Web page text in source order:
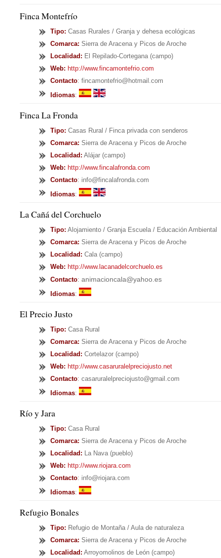
Finca Montefrío
Tipo: Casas Rurales / Granja y dehesa ecológicas
Comarca: Sierra de Aracena y Picos de Aroche
Localidad: El Repilado-Cortegana (campo)
Web: http://www.fincamontefrio.com
Contacto: fincamontefrio@hotmail.com
Idiomas:
Finca La Fronda
Tipo: Casas Rural / Finca privada con senderos
Comarca: Sierra de Aracena y Picos de Aroche
Localidad: Alájar (campo)
Web: http://www.fincalafronda.com
Contacto: info@fincalafronda.com
Idiomas:
La Cañá del Corchuelo
Tipo: Alojamiento / Granja Escuela / Educación Ambiental
Comarca: Sierra de Aracena y Picos de Aroche
Localidad: Cala (campo)
Web: http://www.lacanadelcorchuelo.es
Contacto: animacioncala@yahoo.es
Idiomas:
El Precio Justo
Tipo: Casa Rural
Comarca: Sierra de Aracena y Picos de Aroche
Localidad: Cortelazor (campo)
Web: http://www.casaruralelpreciojusto.net
Contacto: casaruralelpreciojusto@gmail.com
Idiomas:
Río y Jara
Tipo: Casa Rural
Comarca: Sierra de Aracena y Picos de Aroche
Localidad: La Nava (pueblo)
Web: http://www.riojara.com
Contacto: info@riojara.com
Idiomas:
Refugio Bonales
Tipo: Refugio de Montaña / Aula de naturaleza
Comarca: Sierra de Aracena y Picos de Aroche
Localidad: Arroyomolinos de León (campo)